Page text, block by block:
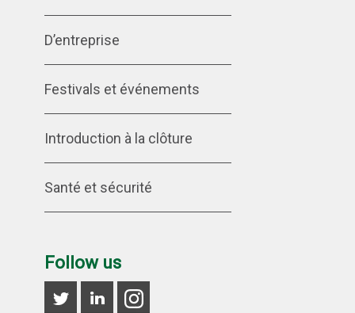
D’entreprise
Festivals et événements
Introduction à la clôture
Santé et sécurité
Follow us